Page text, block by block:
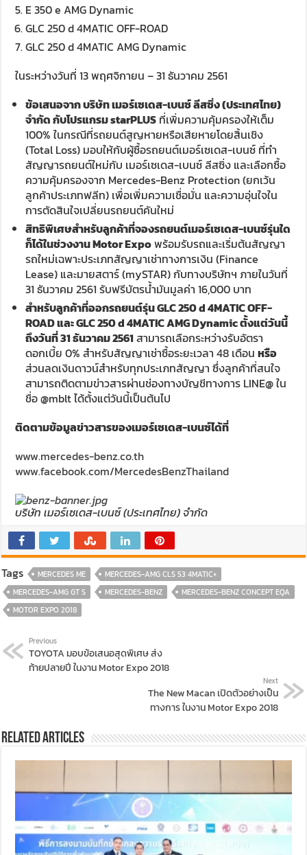
E 350 e AMG Dynamic
GLC 250 d 4MATIC OFF-ROAD
GLC 250 d 4MATIC AMG Dynamic
ในระหว่างวันที่ 13 พฤศจิกายน – 31 ธันวาคม 2561
ข้อเสนอจาก บริษัท เมอร์เซเดส-เบนซ์ ลีสซิ่ง (ประเทศไทย)
จำกัด กับโปรแกรม starPLUS ที่เพิ่มความคุ้มครองให้เต็ม
100% ในกรณีที่รถยนต์สูญหายหรือเสียหายโดยสิ้นเชิง
(Total Loss) มอบให้กับผู้ซื้อรถยนต์เมอร์เซเดส-เบนซ์ ที่ทำ
สัญญารถยนต์ใหม่กับ เมอร์เซเดส-เบนซ์ ลีสซิ่ง และเลือกซื้อ
ความคุ้มครองจาก Mercedes-Benz Protection (ยกเว้น
ลูกค้าประเภทฟลีท) เพื่อเพิ่มความเชื่อมั่น และความอุ่นใจใน
การตัดสินใจเปลี่ยนรถยนต์คันใหม่
สิทธิพิเศษสำหรับลูกค้าที่จองรถยนต์เมอร์เซเดส-เบนซ์รุ่นใด
ก็ได้ในช่วงงาน Motor Expoพร้อมรับรถและเริ่มต้นสัญญา
รถใหม่เฉพาะประเภทสัญญาเช่าทางการเงิน (Finance
Lease) และมายสตาร์ (mySTAR) กับทางบริษัทฯ ภายในวันที่
31 ธันวาคม 2561 รับฟรีบัตรน้ำมันมูลค่า 16,000 บาท
สำหรับลูกค้าที่ออกรถยนต์รุ่น GLC 250 d 4MATIC OFF-
ROAD และ GLC 250 d 4MATIC AMG Dynamic ตั้งแต่วันนี้
ถึงวันที่ 31 ธันวาคม 2561สามารถเลือกระหว่างรับอัตรา
ดอกเบี้ย 0% สำหรับสัญญาเช่าซื้อระยะเวลา 48 เดือนหรือ
ส่วนลดเงินดาวน์สำหรับทุกประเภทสัญญา ซึ่งลูกค้าที่สนใจ
สามารถติดตามข่าวสารผ่านช่องทางบัญชีทางการ LINE@ ใน
ชื่อ @mblt ได้ตั้งแต่วันนี้เป็นต้นไป
ติดตามข้อมูลข่าวสารของเมอร์เซเดส-เบนซ์ได้ที่
www.mercedes-benz.co.th
www.facebook.com/MercedesBenzThailand
บริษัท เมอร์เซเดส-เบนซ์ (ประเทศไทย) จำกัด
Tags MERCEDES ME
MERCEDES-AMG CLS 53 4MATIC+
MERCEDES-AMG GT S
MERCEDES-BENZ
MERCEDES-BENZ CONCEPT EQA
MOTOR EXPO 2018
Previous
TOYOTA มอบข้อเสนอสุดพิเศษ ส่ง
ท้ายปลายปี ในงาน Motor Expo 2018
Next
The New Macan เปิดตัวอย่างเป็น
ทางการ ในงาน Motor Expo 2018
Related Articles